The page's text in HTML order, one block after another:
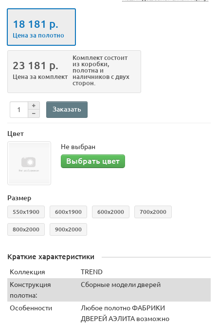
18 181 р.
Цена за полотно
23 181 р.
Цена за комплект
Комплект состоит
из коробки,
полотна и
наличников с двух
сторон.
Заказать
Цвет
Не выбран
Выбрать цвет
Размер
550x1900 600х1900 600х2000 700х2000
800х2000 900х2000
Краткие характеристики
Коллекция
TREND
Конструкция
полотна:
Сборные модели дверей
Особенности
Любое полотно ФАБРИКИ
ДВЕРЕЙ АЭЛИТА возможно